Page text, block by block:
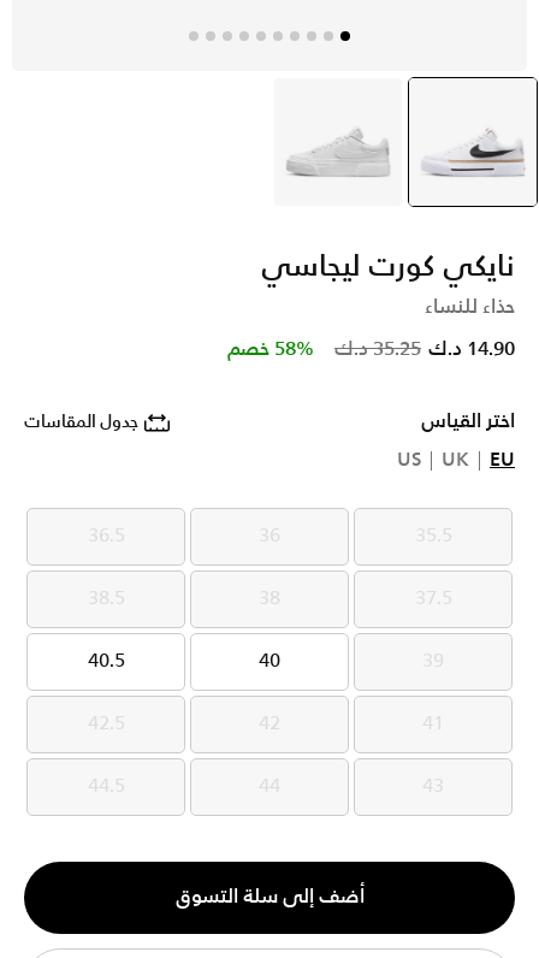
selected
أبيض أبيض
نايكي كورت ليجاسي
حذاء للنساء
Price reduced from
35.25 د.ك to 14.90 د.ك 58% خصم
اختر القياس جدول المقاسات
EU
UK
US
35.5
35.5
36
36
36.5
36.5
37.5
37.5
38
38
38.5
38.5
39
39
40
40
40.5
40.5
41
41
42
42
42.5
42.5
43
43
44
44
44.5
44.5
الكمية
1
أضف إلى سلة التسوق